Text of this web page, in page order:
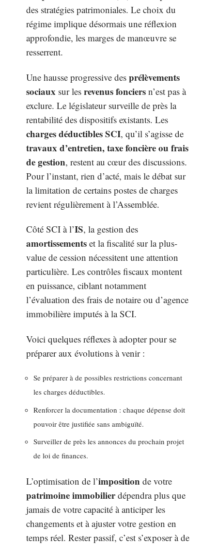
des stratégies patrimoniales. Le choix du
régime implique désormais une réflexion
approfondie, les marges de manœuvre se
resserrent.
Une hausse progressive des prélèvements
sociaux sur les revenus fonciers n’est pas à
exclure. Le législateur surveille de près la
rentabilité des dispositifs existants. Les
charges déductibles SCI, qu’il s’agisse de
travaux d’entretien, taxe foncière ou frais
de gestion, restent au cœur des discussions.
Pour l’instant, rien d’acté, mais le débat sur
la limitation de certains postes de charges
revient régulièrement à l’Assemblée.
Côté SCI à l’IS, la gestion des
amortissements et la fiscalité sur la plus-
value de cession nécessitent une attention
particulière. Les contrôles fiscaux montent
en puissance, ciblant notamment
l’évaluation des frais de notaire ou d’agence
immobilière imputés à la SCI.
Voici quelques réflexes à adopter pour se
préparer aux évolutions à venir :
Se préparer à de possibles restrictions concernant
les charges déductibles.
Renforcer la documentation : chaque dépense doit
pouvoir être justifiée sans ambiguïté.
Surveiller de près les annonces du prochain projet
de loi de finances.
L’optimisation de l’imposition de votre
patrimoine immobilierdépendra plus que
jamais de votre capacité à anticiper les
changements et à ajuster votre gestion en
temps réel. Rester passif, c’est s’exposer à de